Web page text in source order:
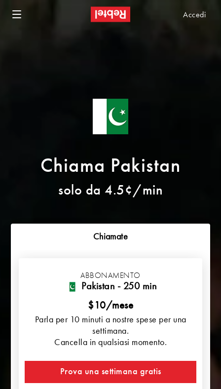
Accedi
Chiama Pakistan
solo da 4.5¢/min
Chiamate
ABBONAMENTO
Pakistan - 250 min
$10/mese
Parla per 10 minuti a nostre spese per una
settimana.
Cancella in qualsiasi momento.
Prova una settimana gratis